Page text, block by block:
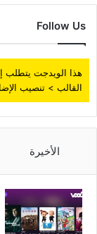
Follow Us
هذا الويدجت يتطلب
القالب > تنصيب
الأخيرة